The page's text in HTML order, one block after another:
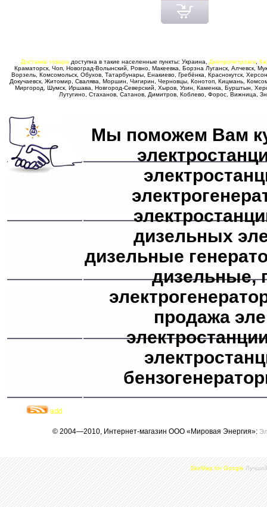
Дизельные Генераторы
дизель-генераторы- от бытовых до корабельных, открытые и
Generac in USA
газовые генераторы- однофазные, трёхфазные, с автоматикой,
- от компаний Generac, Genmac в разной
Доставка товара доступна в такие населенные пункты: Украина, Днепропетровск,
Краматорск, Чоп, Новоград-Волынский, Ровно, Макеевка, Борзна Луганск, Алчевск,
Ворзель, Комсомольск, Обухов, Татарбунары, Енакиево, Гребёнка, Краснокутск,
Докучаевск, Житомир, Свалява, Моршин, Чигирин, Черновцы, Конотоп, Кицмань,
Миргород, Шумск, Иршава, Новгород-Северский, Хыров, Узин, Каменка, Бурштын,
Лутугино, Стаханов, Сатанов, Димитров, Коблево, Форос, Вижница,
Мы поможем Вам
дизельных
дизельные
дизельные,
продажа
add
© 2004—2010, Интернет-магазин ООО «Мировая Энергия»:
SiteMap for GoogleЛучший